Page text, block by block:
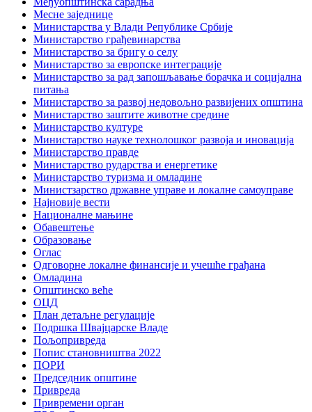
Месне заједнице
Министарства у Влади Републике Србије
Министарство грађевинарства
Министарство за бригу о селу
Министарство за европске интеграције
Министарство за рад запошљавање борачка и социјална
питања
Министарство за развој недовољно развијених општина
Министарство заштите животне средине
Министарство културе
Министарство науке технолошког развоја и иновација
Министарство правде
Министарство рударства и енергетике
Министарство туризма и омладине
Министзарство државне управе и локалне самоуправе
Најновије вести
Националне мањине
Обавештење
Образовање
Оглас
Одговорне локалне финансије и учешће грађана
Омладина
Општинско веће
ОЦД
План детаљне регулације
Подршка Швајцарске Владе
Пољопривреда
Попис становништва 2022
ПОРИ
Председник општине
Привреда
Привремени орган